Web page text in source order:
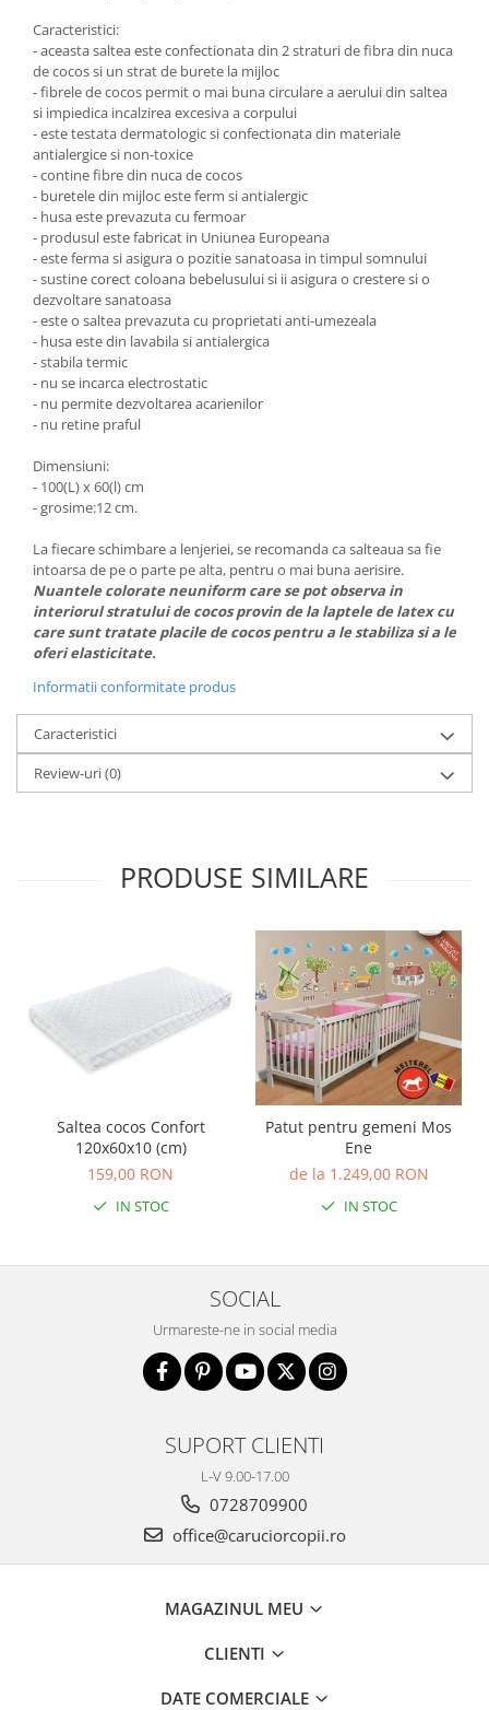
Caracteristici:
- aceasta saltea este confectionata din 2 straturi de fibra din nuca
de cocos si un strat de burete la mijloc
- fibrele de cocos permit o mai buna circulare a aerului din saltea
si impiedica incalzirea excesiva a corpului
- este testata dermatologic si confectionata din materiale
antialergice si non-toxice
- contine fibre din nuca de cocos
- buretele din mijloc este ferm si antialergic
- husa este prevazuta cu fermoar
- produsul este fabricat in Uniunea Europeana
- este ferma si asigura o pozitie sanatoasa in timpul somnului
- sustine corect coloana bebelusului si ii asigura o crestere si o
dezvoltare sanatoasa
- este o saltea prevazuta cu proprietati anti-umezeala
- husa este din lavabila si antialergica
- stabila termic
- nu se incarca electrostatic
- nu permite dezvoltarea acarienilor
- nu retine praful
Dimensiuni:
- 100(L) x 60(l) cm
- grosime:12 cm.
La fiecare schimbare a lenjeriei, se recomanda ca salteaua sa fie
intoarsa de pe o parte pe alta, pentru o mai buna aerisire.
Nuantele colorate neuniform care se pot observa in
interiorul stratului de cocos provin de la laptele de latex cu
care sunt tratate placile de cocos pentru a le stabiliza si a le
oferi elasticitate.
Informatii conformitate produs
Caracteristici
Review-uri(0)
PRODUSE SIMILARE
Saltea cocos Confort
120x60x10 (cm)
159,00 RON
IN STOC
Patut pentru gemeni Mos
Ene
de la 1.249,00 RON
IN STOC
SOCIAL
Urmareste-ne in social media
SUPORT CLIENTI
L-V 9.00-17.00
0728709900
office@caruciorcopii.ro
MAGAZINUL MEU
CLIENTI
DATE COMERCIALE